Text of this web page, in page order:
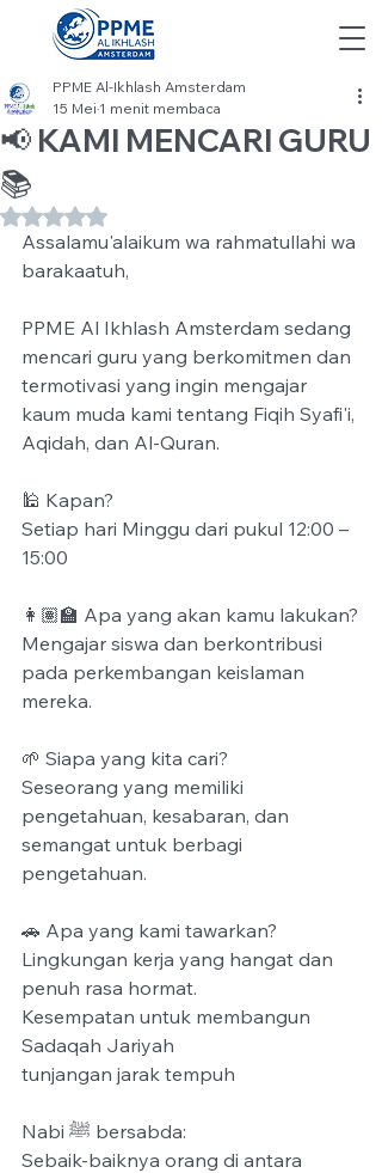
📢 KAMI MENCARI GURU
📚
PPME Al-Ikhlash Amsterdam
15 Mei 1 menit membaca
Dinilai NaN dari 5 bintang.
Assalamu'alaikum wa rahmatullahi wa
barakaatuh,
PPME Al Ikhlash Amsterdam sedang
mencari guru yang berkomitmen dan
termotivasi yang ingin mengajar
kaum muda kami tentang Fiqih Syafi'i,
Aqidah, dan Al-Quran.
🕌 Kapan?
Setiap hari Minggu dari pukul 12:00 –
15:00
👩🏽🏫 Apa yang akan kamu lakukan?
Mengajar siswa dan berkontribusi
pada perkembangan keislaman
mereka.
🌱 Siapa yang kita cari?
Seseorang yang memiliki
pengetahuan, kesabaran, dan
semangat untuk berbagi
pengetahuan.
🚗 Apa yang kami tawarkan?
Lingkungan kerja yang hangat dan
penuh rasa hormat.
Kesempatan untuk membangun
Sadaqah Jariyah
tunjangan jarak tempuh
Nabi ﷺ bersabda:
Sebaik-baiknya orang di antara